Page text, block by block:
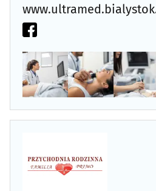
Podstawowa opieka zdrowotna
Poradnictwo Psychologiczno-
Poradnie noworodków i
Poradnie różne - pozostałe(45)
Protetyczne usługi(53)